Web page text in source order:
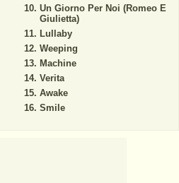
Un Giorno Per Noi (Romeo E
Giulietta)
Lullaby
Weeping
Machine
Verita
Awake
Smile